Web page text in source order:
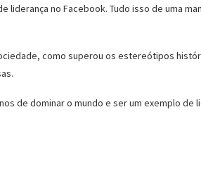
no Facebook. Tudo isso de uma
como superou os estereótipos
de dominar o mundo e ser um exemplo de